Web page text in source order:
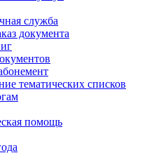
служба
документа
тематических списков
помощь